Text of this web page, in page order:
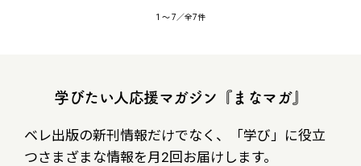
1 〜7 ／全7件
学びたい人応援マガジン『まなマガ』
ベレ出版の新刊情報だけでなく、
「学び」に役立
つさまざまな情報を月2回お届けします。